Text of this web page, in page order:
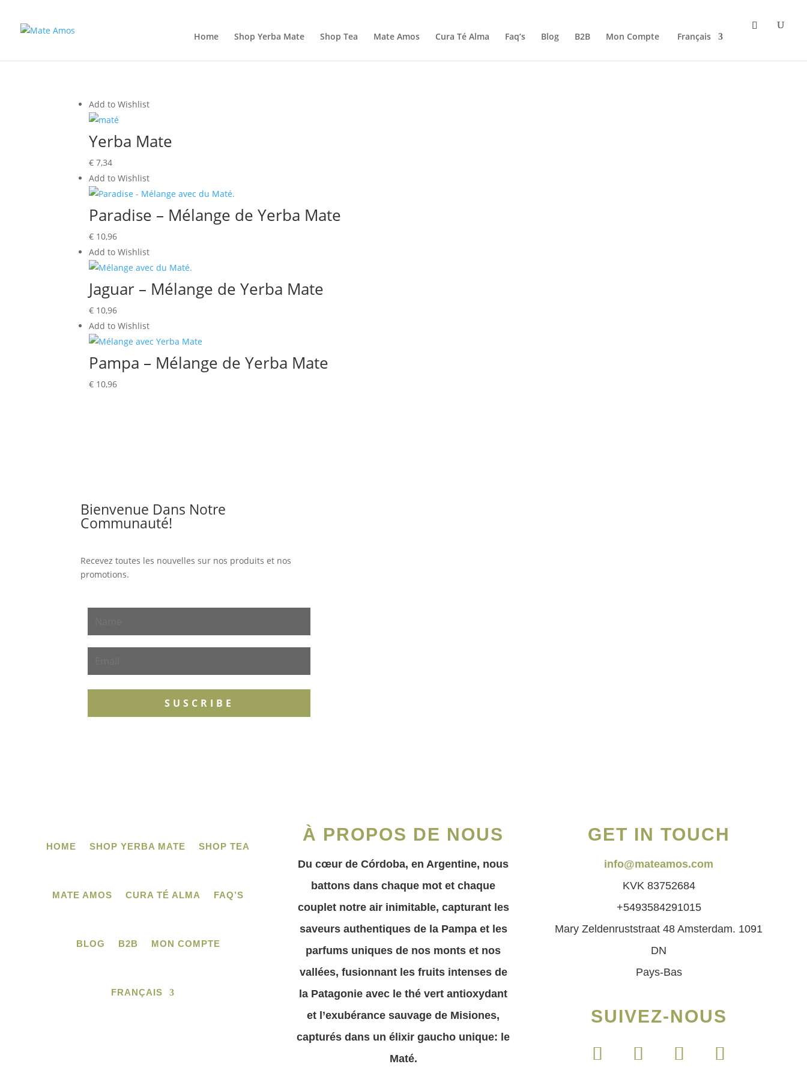
Home Shop Yerba Mate Shop Tea Mate Amos Cura Té Alma Faq’s Blog B2B Mon Compte Français
Add to Wishlist
Yerba Mate
€ 7,34
Add to Wishlist
Paradise – Mélange de Yerba Mate
€ 10,96
Add to Wishlist
Jaguar – Mélange de Yerba Mate
€ 10,96
Add to Wishlist
Pampa – Mélange de Yerba Mate
€ 10,96
Bienvenue Dans Notre
Communauté!
Recevez toutes les nouvelles sur nos produits et nos
promotions.
SUSCRIBE
HOME SHOP YERBA MATE SHOP TEA
MATE AMOS CURA TÉ ALMA FAQ’S
BLOG B2B MON COMPTE
FRANÇAIS
À PROPOS DE NOUS
Du cœur de Córdoba, en Argentine, nous
battons dans chaque mot et chaque
couplet notre air inimitable, capturant les
saveurs authentiques de la Pampa et les
parfums uniques de nos monts et nos
vallées, fusionnant les fruits intenses de
la Patagonie avec le thé vert antioxydant
et l’exubérance sauvage de Misiones,
capturés dans un élixir gaucho unique: le
Maté.
GET IN TOUCH
info@mateamos.com
KVK 83752684
+5493584291015
Mary Zeldenruststraat 48 Amsterdam. 1091
DN
Pays-Bas
SUIVEZ-NOUS